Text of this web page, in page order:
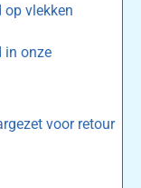
op vlekken
in onze
voor retour